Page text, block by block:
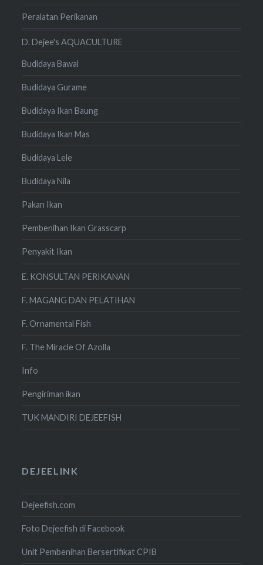
Peralatan Perikanan
D. Dejee's AQUACULTURE
Budidaya Bawal
Budidaya Gurame
Budidaya Ikan Baung
Budidaya Ikan Mas
Budidaya Lele
Budidaya Nila
Pakan Ikan
Pembenihan Ikan Grasscarp
Penyakit Ikan
E. KONSULTAN PERIKANAN
F. MAGANG DAN PELATIHAN
F. Ornamental Fish
F. The Miracle Of Azolla
Info
Pengiriman ikan
TUK MANDIRI DEJEEFISH
DEJEELINK
Dejeefish.com
Foto Dejeefish di Facebook
Unit Pembenihan Bersertifikat CPIB